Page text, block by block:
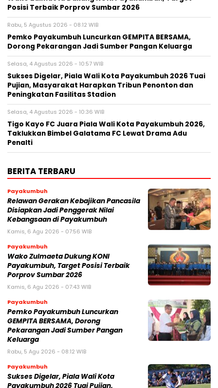
Posisi Terbaik Porprov Sumbar 2026
Rabu, 5 Agustus 2026 - 08:12 WIB
Pemko Payakumbuh Luncurkan GEMPITA BERSAMA,
Dorong Pekarangan Jadi Sumber Pangan Keluarga
Selasa, 4 Agustus 2026 - 10:57 WIB
Sukses Digelar, Piala Wali Kota Payakumbuh 2026 Tuai
Pujian, Masyarakat Harapkan Tribun Penonton dan
Peningkatan Fasilitas Stadion
Selasa, 4 Agustus 2026 - 10:36 WIB
Tigo Kayo FC Juara Piala Wali Kota Payakumbuh 2026,
Taklukkan Bimbel Galatama FC Lewat Drama Adu
Penalti
BERITA TERBARU
Payakumbuh
Relawan Gerakan Kebajikan Pancasila
Disiapkan Jadi Penggerak Nilai
Kebangsaan di Payakumbuh
Kamis, 6 Agu 2026 - 07:56 WIB
Payakumbuh
Wako Zulmaeta Dukung KONI
Payakumbuh, Target Posisi Terbaik
Porprov Sumbar 2026
Kamis, 6 Agu 2026 - 07:43 WIB
Payakumbuh
Pemko Payakumbuh Luncurkan
GEMPITA BERSAMA, Dorong
Pekarangan Jadi Sumber Pangan
Keluarga
Rabu, 5 Agu 2026 - 08:12 WIB
Payakumbuh
Sukses Digelar, Piala Wali Kota
Payakumbuh 2026 Tuai Pujian,